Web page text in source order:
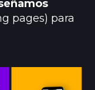
pages) para